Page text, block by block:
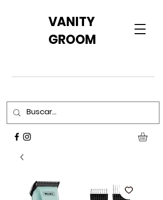
VANITY
GROOM